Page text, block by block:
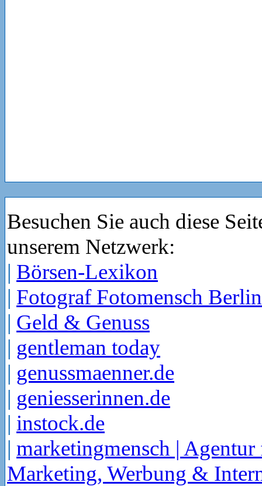
Besuchen Sie auch diese
unserem Netzwerk:
| Börsen-Lexikon
| Fotograf Fotomensch Berlin
| Geld & Genuss
| gentleman today
| genussmaenner.de
| geniesserinnen.de
| instock.de
| marketingmensch | Agentur
Marketing, Werbung &